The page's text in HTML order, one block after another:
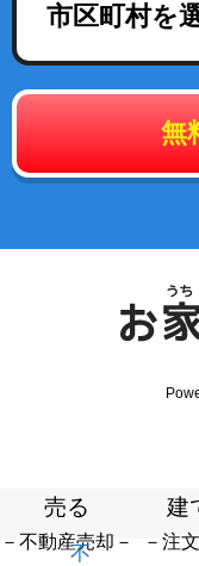
市区町村を
無
売る
－不動産売却－
不
建
－注